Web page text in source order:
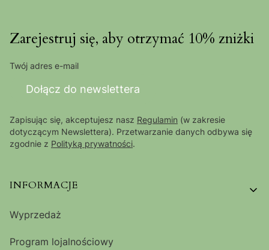
Zarejestruj się, aby otrzymać 10% zniżki
Twój adres e-mail
Dołącz do newslettera
Zapisując się, akceptujesz nasz Regulamin (w zakresie
dotyczącym Newslettera). Przetwarzanie danych odbywa się
zgodnie z Polityką prywatności.
Linki w stopce
INFORMACJE
Wyprzedaż
Program lojalnościowy